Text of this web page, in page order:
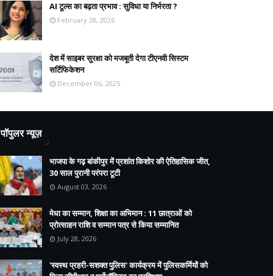
AI टूल्स का बढ़ता प्रभाव : सुविधा या निर्भरता ?
February 28, 2026
देश में साइबर सुरक्षा को मजबूती देगा टीएनवी सिस्टम
सर्टिफिकेशन
December 06, 2025
पॉपुलर न्यूज़
भाजपा के गढ़ बांकीपुर में प्रशांत किशोर की ऐतिहासिक जीत,
30 साल पुरानी परंपरा टूटी
August 03, 2026
मेधा का सम्मान, शिक्षा का अभिमान : 11 छात्राओं को
प्रोत्साहन राशि व सम्मान पत्र से किया सम्मानित
July 28, 2026
'स्वस्थ प्रहरी-सशक्त पुलिस' कार्यक्रम में पुलिसकर्मियों को